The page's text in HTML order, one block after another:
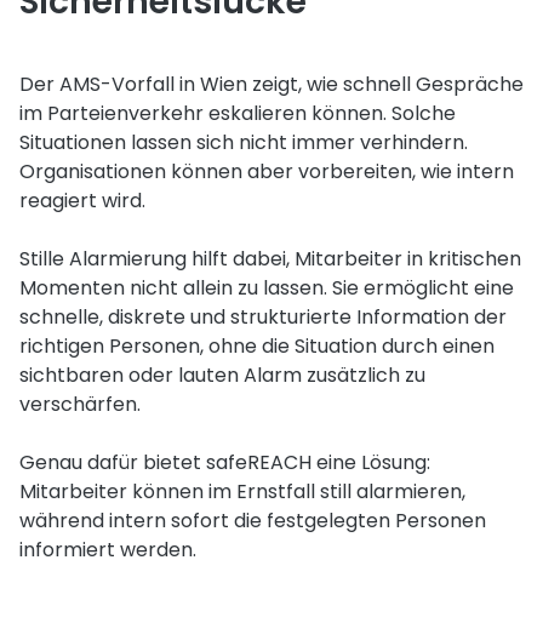
Der AMS-Vorfall in Wien zeigt, wie schnell Gespräche
im Parteienverkehr eskalieren können. Solche
Situationen lassen sich nicht immer verhindern.
Organisationen können aber vorbereiten, wie intern
reagiert wird.
Stille Alarmierung hilft dabei, Mitarbeiter in kritischen
Momenten nicht allein zu lassen. Sie ermöglicht eine
schnelle, diskrete und strukturierte Information der
richtigen Personen, ohne die Situation durch einen
sichtbaren oder lauten Alarm zusätzlich zu
verschärfen.
Genau dafür bietet safeREACH eine Lösung:
Mitarbeiter können im Ernstfall still alarmieren,
während intern sofort die festgelegten Personen
informiert werden.